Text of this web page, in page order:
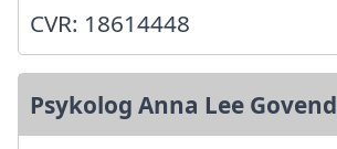
CVR: 18614448
Psykolog Anna Lee